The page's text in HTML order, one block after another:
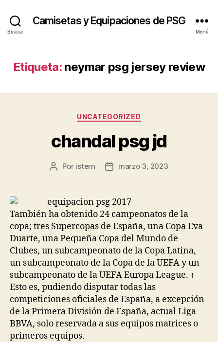
Buscar
Camisetas y Equipaciones de PSG
Menú
Etiqueta: neymar psg jersey review
Categorías
UNCATEGORIZED
chandal psg jd
Autor
entrada
Por istern
Fecha
entrada
marzo 3, 2023
También ha obtenido 24 campeonatos de la
copa; tres Supercopas de España, una Copa Eva
Duarte, una Pequeña Copa del Mundo de
Clubes, un subcampeonato de la Copa Latina,
un subcampeonato de la Copa de la UEFA y un
subcampeonato de la UEFA Europa League. ↑
Esto es, pudiendo disputar todas las
competiciones oficiales de España, a excepción
de la Primera División de España, actual Liga
BBVA, solo reservada a sus equipos matrices o
primeros equipos.